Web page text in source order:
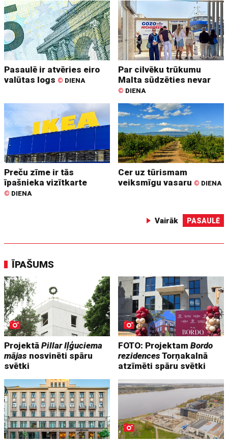
Pasaulē ir atvēries eiro
valūtas logs © DIENA
Par cilvēku trūkumu
Malta sūdzēties nevar
© DIENA
Preču zīme ir tās
īpašnieka vizītkarte
© DIENA
Cer uz tūrismam
veiksmīgu vasaru © DIENA
Vairāk PASAULĒ
ĪPAŠUMS
ProjektāPillar Iļģuciema
mājas nosvinēti spāru
svētki
FOTO: ProjektamBordo
rezidencesTorņakalnā
atzīmēti spāru svētki